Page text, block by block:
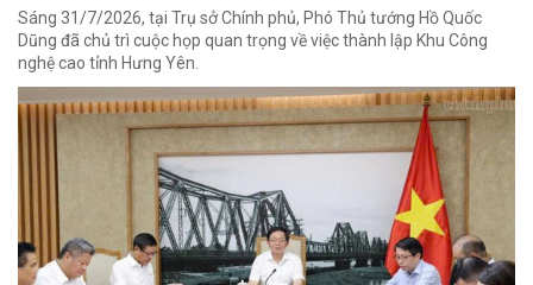
Sáng 31/7/2026, tại Trụ sở Chính phủ, Phó Thủ tướng Hồ Quốc
Dũng đã chủ trì cuộc họp quan trọng về việc thành lập Khu Công
nghệ cao tỉnh Hưng Yên.